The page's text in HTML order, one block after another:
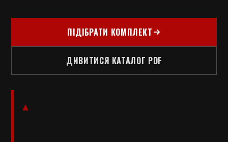
ПІДІБРАТИ КОМПЛЕКТ
ДИВИТИСЯ КАТАЛОГ PDF